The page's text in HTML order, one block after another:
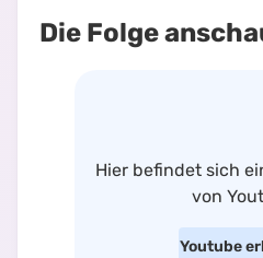
Die Folge
Hier befindet sich
von
Youtube